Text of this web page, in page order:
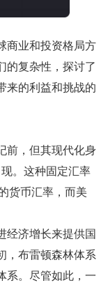
商业和投资格局方
的复杂性，探讨了
来的利益和挑战的
前，但其现代化身
。这种固定汇率
货币汇率，而美
经济增长来提供国
，布雷顿森林体系
系。尽管如此，一